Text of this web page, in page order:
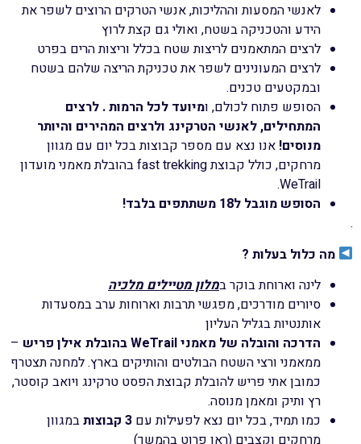
לאנשי המסעות וההליכות, אנשי הטרקים הרוצים לשפר את
הידע והטכניקה בשטח, ואולי גם קצת לרוץ
לרצים המתאמנים לריצות שטח בכלל וריצות הרים בפרט
לרצים המעונינים לשפר את טכניקת הריצה שלהם בשטח
ובמקטעים טכנים.
הסופש פתוח לכולם, ומיועד לכל הרמות . לרצים
המתחילים, לאנשי הטרקינג ולרצים המהירים והיותר
מנוסים! אנו נצא עם מספר קבוצות בכל יום עם מגוון
מרחקים, כולל קבוצת fast trekking בהובלת מאמני מועדון
WeTrail.
הסופש מוגבל ל18 משתתפים בלבד!
.
מה כלול בעלות ?
לינה וארוחת בוקר במלון מטיילים מלכיה
סיורים מודרכים, מפגשי תרבות וארוחות ערב במסעדות
אותנטיות בגליל העליון
הדרכה והובלה של מאמני WeTrail
בהובלת אילן פריש –
ממאמני ורצי השטח הבולטים והותיקים בארץ. למחנה תצטרף
כמובן אתי פריש להובלת קבוצת הפסט טרקינג ויואב קוסטר,
רץ ותיק ומאמן מנוסה.
כמו תמיד, בכל יום נצא לפעילות עם 3 קבוצות
במגוון